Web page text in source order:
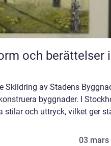
Skildring av Stadens
byggnader. I
och uttryck, vilket ger
03 mars